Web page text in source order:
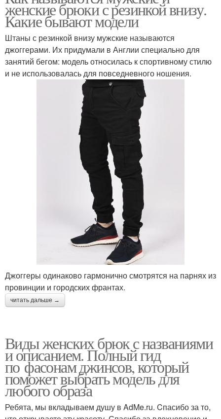
женские брюки с резинкой внизу.
Какие бывают модели
Штаны с резинкой внизу мужские называются
джоггерами. Их придумали в Англии специально для
занятий бегом: модель относилась к спортивному стилю
и не использовалась для повседневного ношения.
Джоггеры одинаково гармонично смотрятся на парнях из
провинции и городских франтах.
читать дальше →
Виды женских брюк с названиями
и описанием. Полный гид
по фасонам джинсов, который
поможет выбрать модель для
любого образа
Ребята, мы вкладываем душу в AdMe.ru. Cпасибо за то,